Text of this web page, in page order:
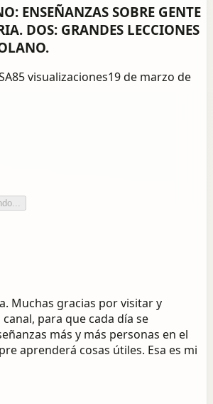
ENSEÑANZAS SOBRE GENTE
DOS: GRANDES LECCIONES
85visualizaciones19 de marzo de
Muchas gracias por visitar y
para que cada día se
más y más personas en el
aprenderá cosas útiles. Esa es mi